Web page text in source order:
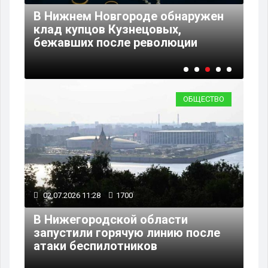
В Нижнем Новгороде обнаружен
клад купцов Кузнецовых,
бежавших после революции
ОБЩЕСТВО
02.07.2026 11:28 1700
В Нижегородской области
запустили горячую линию после
атаки беспилотников